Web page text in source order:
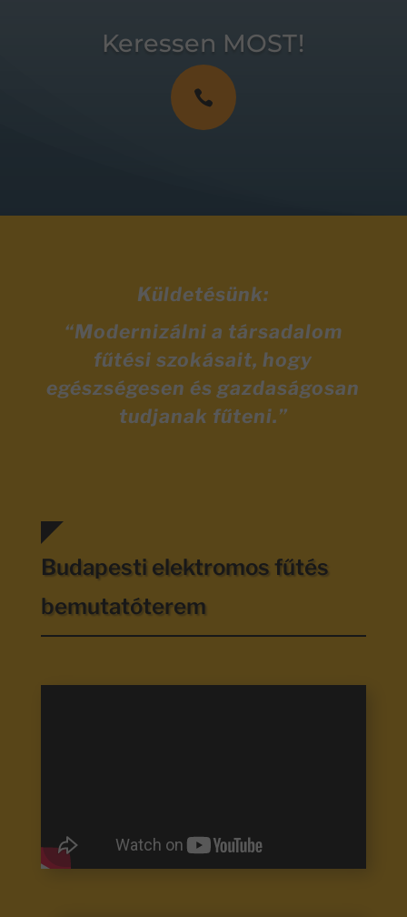
Keressen MOST!

Küldetésünk:
“Modernizálni a társadalom
fűtési szokásait, hogy
egészségesen és gazdaságosan
tudjanak fűteni.”
Budapesti elektromos fűtés
bemutatóterem